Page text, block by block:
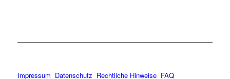
Impressum Datenschutz Rechtliche Hinweise FAQ